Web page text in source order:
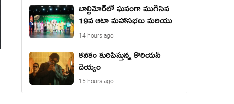
బాల్టిమోర్‌లో ఘనంగా ముగిసిన
19వ ఆటా మహాసభలు మరియు
యువజన సదస్సు
14 hours ago
కనకం కురిపిస్తున్న కొరియన్
దెయ్యం
15 hours ago